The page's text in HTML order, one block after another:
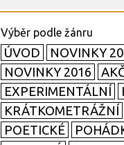
ÚVOD NOVINKY
NOVINKY 2016
EXPERIMENTÁLNÍ
KRÁTKOMETRÁŽNÍ
POETICKÉ